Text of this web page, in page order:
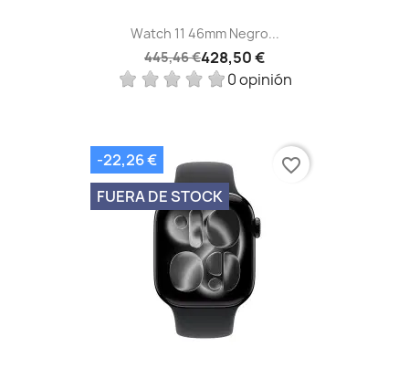
Watch 11 46mm Negro...
445,46 €428,50 €
0 opinión
-22,26 €
FUERA DE STOCK
favorite_border